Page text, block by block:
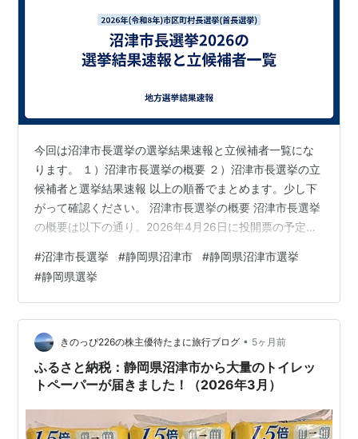
今回は沼津市長選挙の選挙結果速報と立候補者一覧にな
ります。 １）沼津市長選挙の概要 ２）沼津市長選挙の立
候補者と選挙結果速報 以上の順番でまとめます。少し下
がって確認ください。 沼津市長選挙の概要 沼津市長選挙
の概要は以下の通り。2026年4月26日に投開票の予定で
・選挙区分市区町村長選挙 ・市区町村静岡県沼津市（沼
津市公式サイト） ・選挙事由任期満了 ・定数1人 ・立候
補者3人 沼津市長選挙の立候補者と選挙結果速報 沼津市
長選挙の立候補者ならびに結果速報は以下のリンク先で
確認ください。 ⇒沼津市長選挙2026の結果速報、立候
補…
#沼津市長選挙 #静岡県沼津市 #静岡県沼津市選挙
#静岡県選挙
きのっぴ226の株主優待たまに旅行ブログ • 5ヶ月前
ふるさと納税：静岡県沼津市から大量のトイレッ
トペーパーが届きました！（2026年3月）